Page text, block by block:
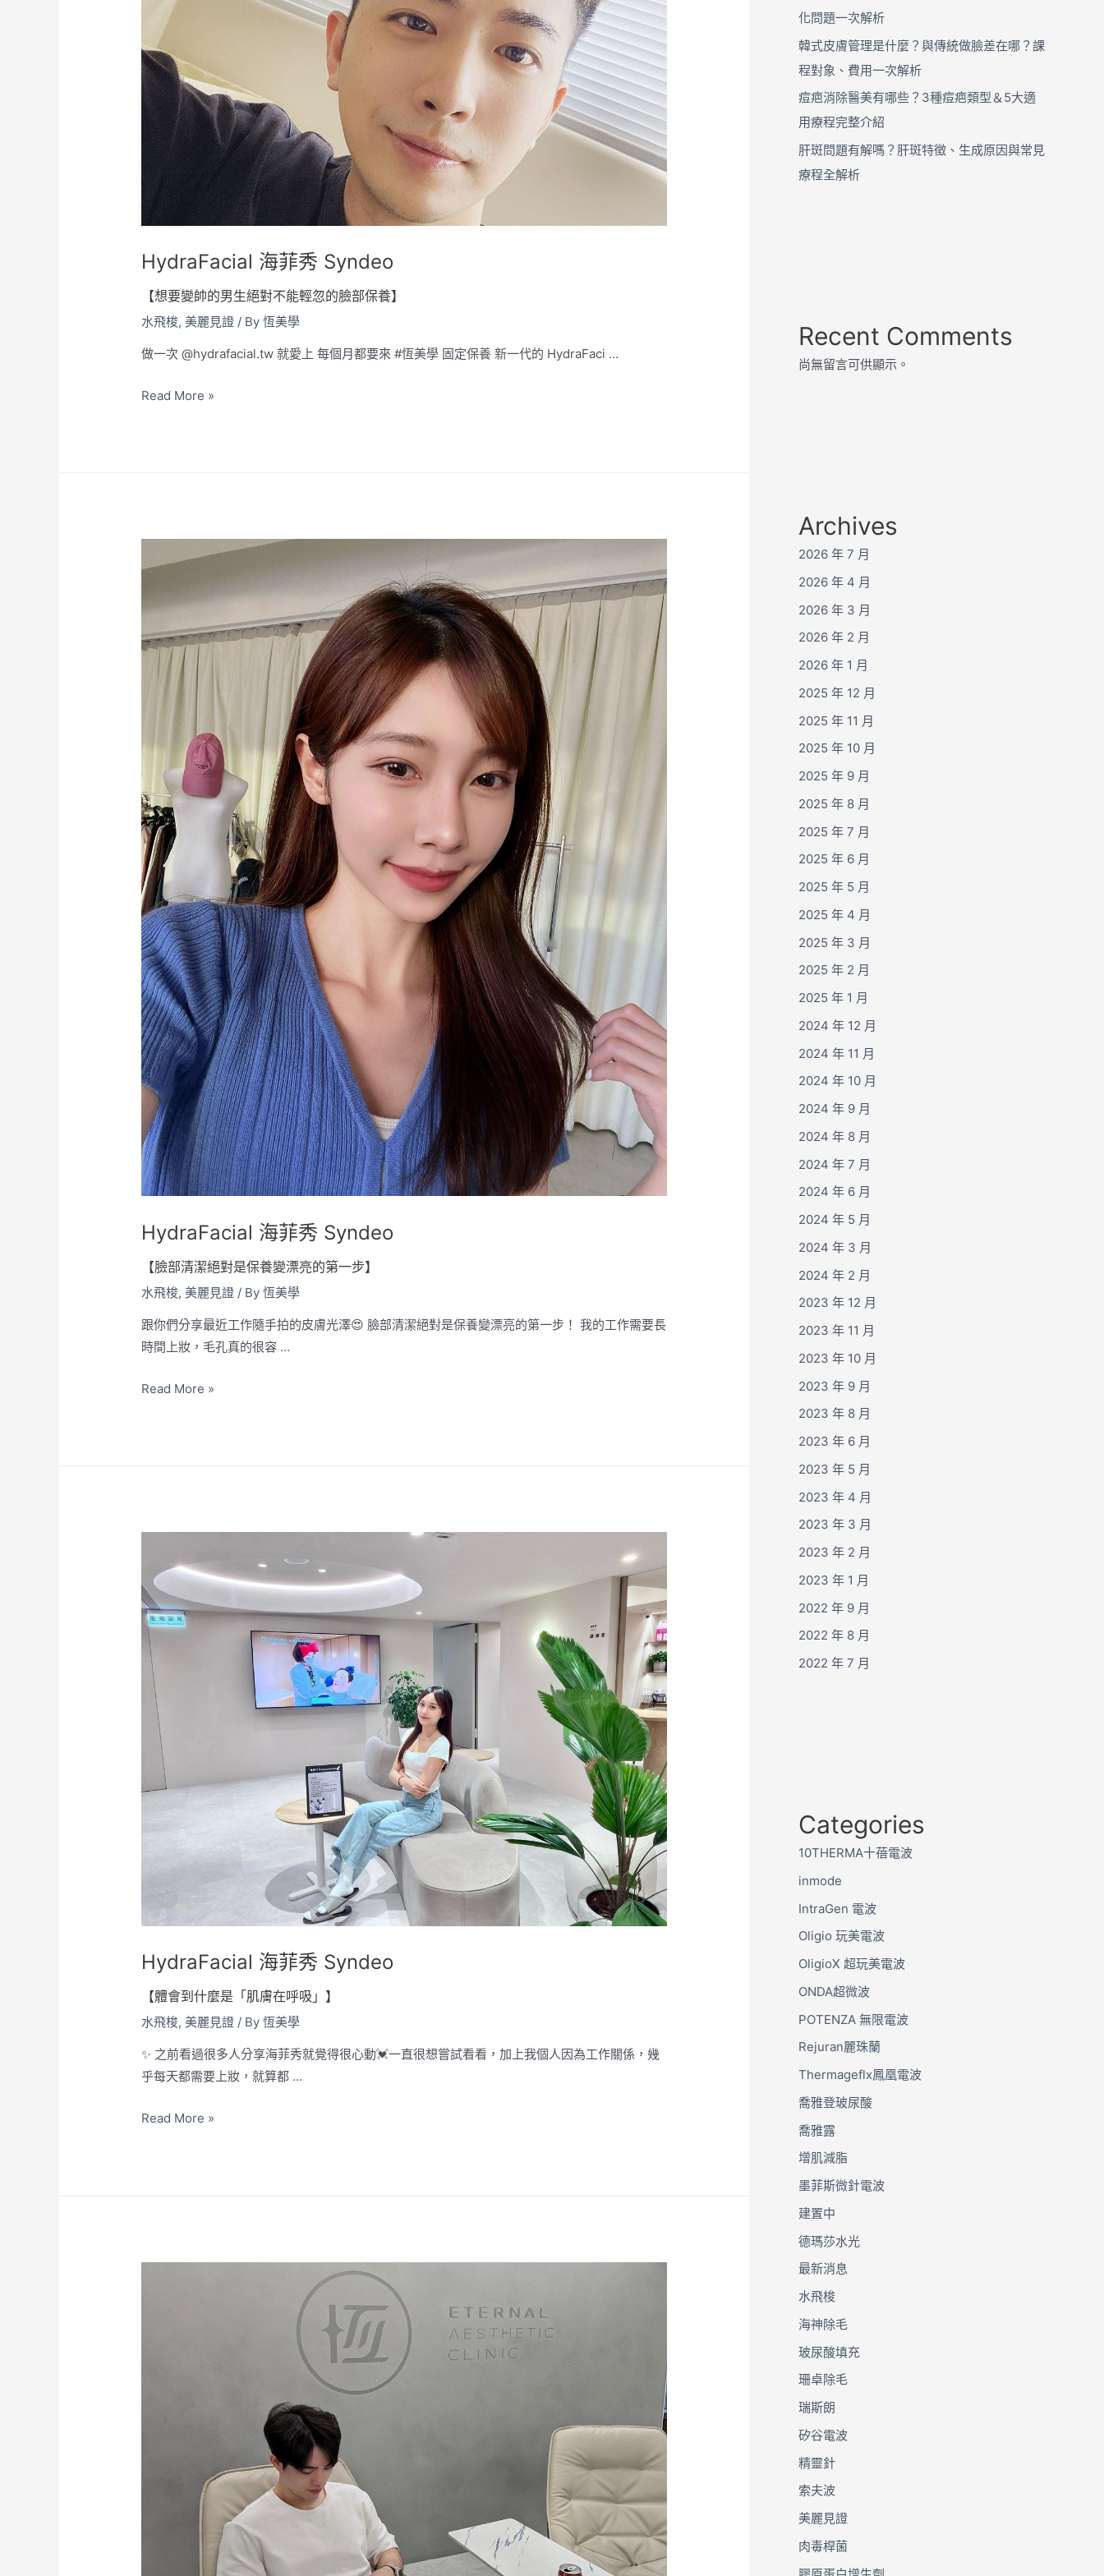
HydraFacial 海菲秀 Syndeo
【想要變帥的男生絕對不能輕忽的臉部保養】
水飛梭,美麗見證 / By恆美學
做一次 @hydrafacial.tw 就愛上 每個月都要來 #恆美學 固定保養 新一代的 HydraFaci …
Read More »
HydraFacial 海菲秀 Syndeo
【臉部清潔絕對是保養變漂亮的第一步】
水飛梭,美麗見證 / By恆美學
跟你們分享最近工作隨手拍的皮膚光澤😍 臉部清潔絕對是保養變漂亮的第一步！ 我的工作需要長
時間上妝，毛孔真的很容 …
Read More »
HydraFacial 海菲秀 Syndeo
【體會到什麼是「肌膚在呼吸」】
水飛梭,美麗見證 / By恆美學
✨ 之前看過很多人分享海菲秀就覺得很心動💓一直很想嘗試看看，加上我個人因為工作關係，幾
乎每天都需要上妝，就算都 …
Read More »
化問題一次解析
韓式皮膚管理是什麼？與傳統做臉差在哪？課
程對象、費用一次解析
痘疤消除醫美有哪些？3種痘疤類型＆5大適
用療程完整介紹
肝斑問題有解嗎？肝斑特徵、生成原因與常見
療程全解析
Recent Comments
尚無留言可供顯示。
Archives
2026 年 7 月
2026 年 4 月
2026 年 3 月
2026 年 2 月
2026 年 1 月
2025 年 12 月
2025 年 11 月
2025 年 10 月
2025 年 9 月
2025 年 8 月
2025 年 7 月
2025 年 6 月
2025 年 5 月
2025 年 4 月
2025 年 3 月
2025 年 2 月
2025 年 1 月
2024 年 12 月
2024 年 11 月
2024 年 10 月
2024 年 9 月
2024 年 8 月
2024 年 7 月
2024 年 6 月
2024 年 5 月
2024 年 3 月
2024 年 2 月
2023 年 12 月
2023 年 11 月
2023 年 10 月
2023 年 9 月
2023 年 8 月
2023 年 6 月
2023 年 5 月
2023 年 4 月
2023 年 3 月
2023 年 2 月
2023 年 1 月
2022 年 9 月
2022 年 8 月
2022 年 7 月
Categories
10THERMA十蓓電波
inmode
IntraGen 電波
Oligio 玩美電波
OligioX 超玩美電波
ONDA超微波
POTENZA 無限電波
Rejuran麗珠蘭
Thermageflx鳳凰電波
喬雅登玻尿酸
喬雅露
增肌減脂
墨菲斯微針電波
建置中
德瑪莎水光
最新消息
水飛梭
海神除毛
玻尿酸填充
珊卓除毛
瑞斯朗
矽谷電波
精靈針
索夫波
美麗見證
肉毒桿菌